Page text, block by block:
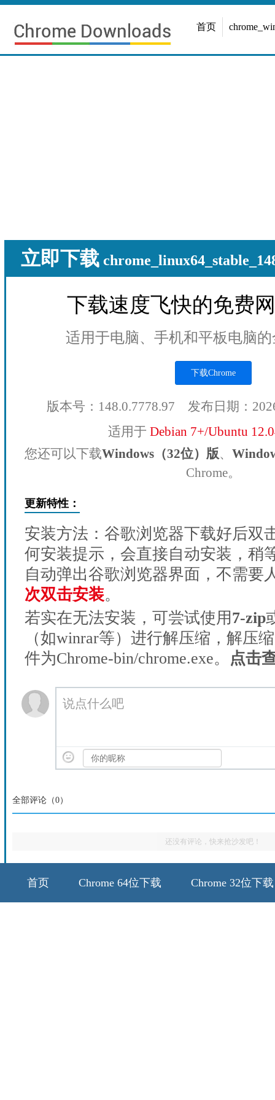
首页
立即下载
下载速度飞快的免费
适用于电脑、手机和平板电脑
下载Chrome
版本号：148.0.7778.97 发布日期：
适用于 Debian 7+/Ubuntu
您还可以下载Windows（32位）版、
Chrome。
更新特性：
安装方法：谷歌浏览器下载好后双
何安装提示，会直接自动安装，稍
自动弹出谷歌浏览器界面，不需要
次双击安装。
若实在无法安装，可尝试使用7-zip
（如winrar等）进行解压缩，解压
件为Chrome-bin/chrome.exe。
点击
说点什么吧
全部评论（0）
还没有评论，快来抢沙发吧！
首页 Chrome 64位下载 Chrome 32位下载